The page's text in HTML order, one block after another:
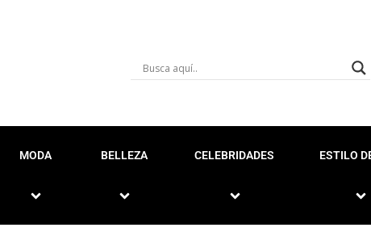
MODA BELLEZA CELEBRIDADES ESTILO